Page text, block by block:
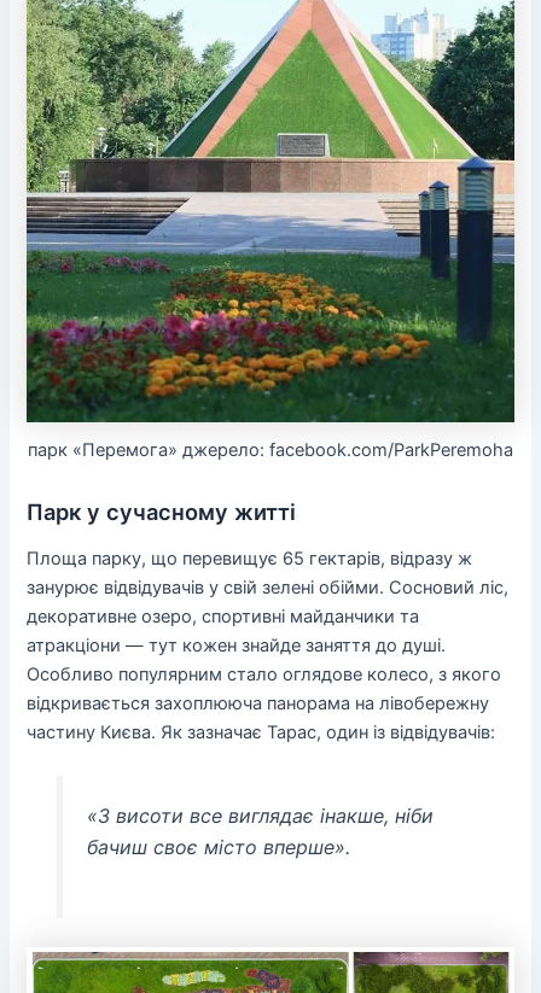
парк «Перемога» джерело: facebook.com/ParkPeremohа
Парк у сучасному житті
Площа парку, що перевищує 65 гектарів, відразу ж
занурює відвідувачів у свій зелені обійми. Сосновий ліс,
декоративне озеро, спортивні майданчики та
атракціони — тут кожен знайде заняття до душі.
Особливо популярним стало оглядове колесо, з якого
відкривається захоплююча панорама на лівобережну
частину Києва. Як зазначає Тарас, один із відвідувачів:
«З висоти все виглядає інакше, ніби
бачиш своє місто вперше».